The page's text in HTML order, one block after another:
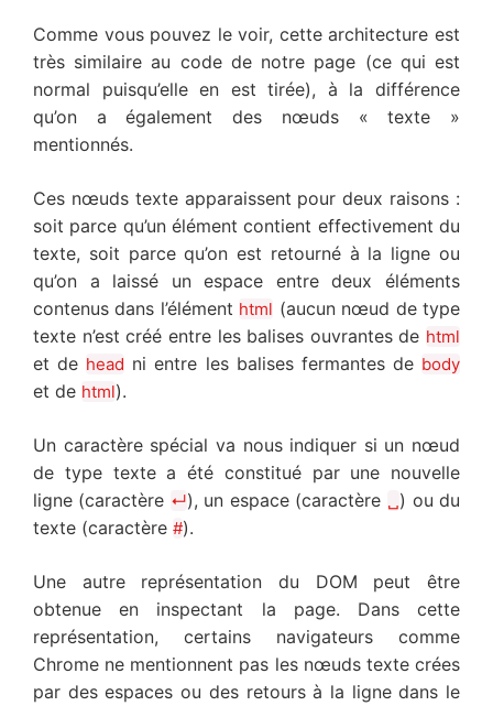
Comme vous pouvez le voir, cette architecture est
très similaire au code de notre page (ce qui est
normal puisqu’elle en est tirée), à la différence
qu’on a également des nœuds « texte »
mentionnés.
Ces nœuds texte apparaissent pour deux raisons :
soit parce qu’un élément contient effectivement du
texte, soit parce qu’on est retourné à la ligne ou
qu’on a laissé un espace entre deux éléments
contenus dans l’élément html (aucun nœud de type
texte n’est créé entre les balises ouvrantes de html
et de head ni entre les balises fermantes de body
et de html).
Un caractère spécial va nous indiquer si un nœud
de type texte a été constitué par une nouvelle
ligne (caractère ↵), un espace (caractère ␣) ou du
texte (caractère #).
Une autre représentation du DOM peut être
obtenue en inspectant la page. Dans cette
représentation, certains navigateurs comme
Chrome ne mentionnent pas les nœuds texte crées
par des espaces ou des retours à la ligne dans le